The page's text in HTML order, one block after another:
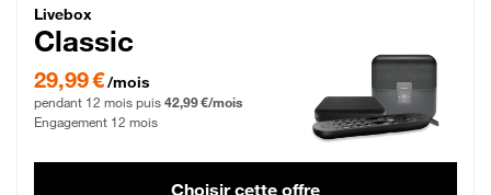
Livebox Classic Fibre
Livebox
Classic
29,99 € par mois pendant 12 mois puis 42,99 € par mois, Engagement 12 mois
29,99 €/mois
pendant 12 mois puis 42,99 €/mois
Engagement 12 mois
Choisir cette offre